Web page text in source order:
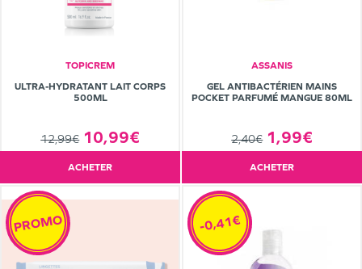
TOPICREM
ULTRA-HYDRATANT LAIT CORPS
500ML
12,99€ 10,99€
ACHETER
ASSANIS
GEL ANTIBACTÉRIEN MAINS
POCKET PARFUMÉ MANGUE 80ML
2,40€ 1,99€
ACHETER
PROMO -0,41€